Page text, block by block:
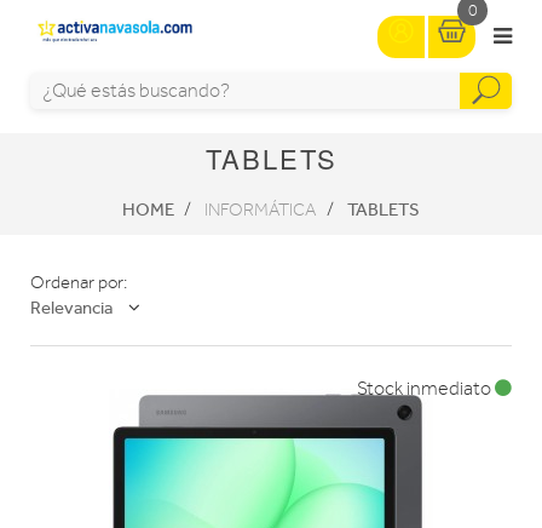
0
TABLETS
HOME INFORMÁTICA TABLETS
Ordenar por:
Relevancia
Stock inmediato